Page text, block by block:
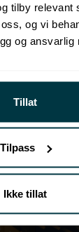
tilby relevant
og vi
og ansvarlig
Tillat
Tilpass
Ikke tillat
KURS